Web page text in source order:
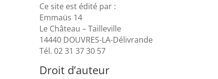
Ce site est édité par :
Emmaüs 14
Le Château – Tailleville
14440 DOUVRES-LA-Délivrande
Tél. 02 31 37 30 57
Droit d’auteur